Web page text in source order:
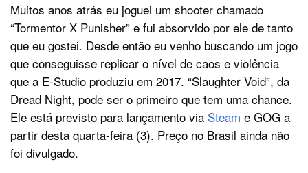
Muitos anos atrás eu joguei um shooter chamado
“Tormentor X Punisher” e fui absorvido por ele de tanto
que eu gostei. Desde então eu venho buscando um jogo
que conseguisse replicar o nível de caos e violência
que a E-Studio produziu em 2017. “Slaughter Void”, da
Dread Night, pode ser o primeiro que tem uma chance.
Ele está previsto para lançamento via Steam e GOG a
partir desta quarta-feira (3). Preço no Brasil ainda não
foi divulgado.